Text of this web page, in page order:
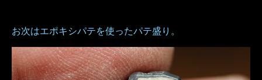
お次はエポキシパテを使ったパテ盛り。